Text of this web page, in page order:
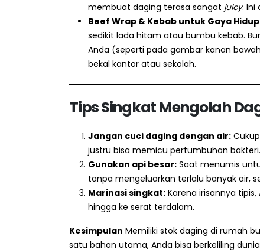
membuat daging terasa sangat juicy. Ini
Beef Wrap & Kebab untuk Gaya
sedikit lada hitam atau bumbu kebab.
Anda (seperti pada gambar kanan
bekal kantor atau sekolah.
Tips Singkat Mengolah
Jangan cuci daging dengan air:
justru bisa memicu pertumbuhan bakteri.
Gunakan api besar: Saat menumis
tanpa mengeluarkan terlalu banyak air,
Marinasi singkat: Karena irisannya
hingga ke serat terdalam.
Kesimpulan Memiliki stok daging di rumah
satu bahan utama, Anda bisa berkeliling